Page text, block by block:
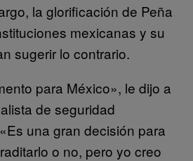
la glorificación de Peña
mexicanas y su
sugerir lo contrario.
para México», le dijo a
de seguridad
una gran decisión para
o no, pero yo creo